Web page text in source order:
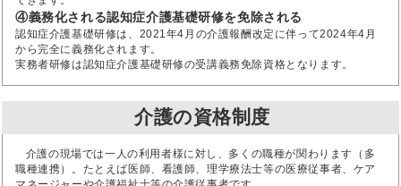
④義務化される認知症介護基礎研修を免除される
認知症介護基礎研修は、2021年4月の介護報酬改定に伴って2024年4月
から完全に義務化されます。
実務者研修は認知症介護基礎研修の受講義務免除資格となります。
介護の資格制度
介護の現場では一人の利用者様に対し、多くの職種が関わります（多
職種連携）。たとえば医師、看護師、理学療法士等の医療従事者、ケア